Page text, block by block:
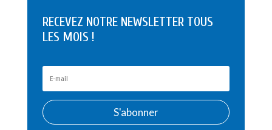
RECEVEZ NOTRE NEWSLETTER TOUS
LES MOIS !
S'abonner